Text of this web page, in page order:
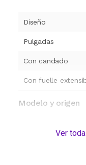
Diseño
Pulgadas
Con candado
Con fuelle
Modelo y origen
Ver